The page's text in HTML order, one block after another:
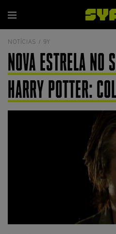
para
o
conteúdo
Menu
NOTÍCIAS / 9Y
NOVA ESTRELA NO
HARRY POTTER: